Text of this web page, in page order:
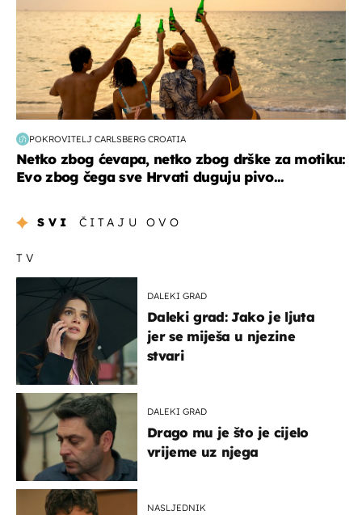
POKROVITELJ CARLSBERG CROATIA
Netko zbog ćevapa, netko zbog drške za motiku:
Evo zbog čega sve Hrvati duguju pivo...
SVI ČITAJU OVO
TV
DALEKI GRAD
Daleki grad: Jako je ljuta
jer se miješa u njezine
stvari
DALEKI GRAD
Drago mu je što je cijelo
vrijeme uz njega
NASLJEDNIK